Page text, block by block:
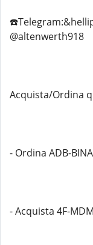
@altenwerth918
Acquista/Ordina
- Ordina ADB-
- Acquista 4F-